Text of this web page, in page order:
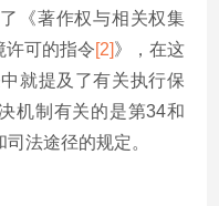
《著作权与相关权集
许可的指令[2]》，在这
就提及了有关执行保
机制有关的是第34和
法途径的规定。